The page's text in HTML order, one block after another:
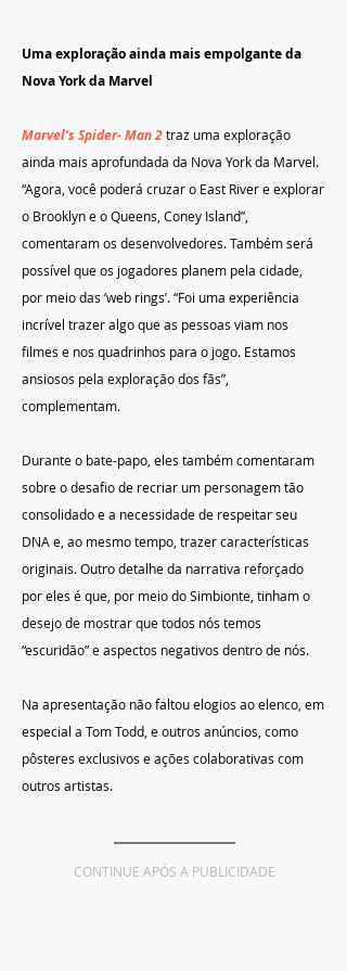
Uma exploração ainda mais empolgante da
Nova York da Marvel
Marvel’s Spider- Man 2 traz uma exploração
ainda mais aprofundada da Nova York da Marvel.
“Agora, você poderá cruzar o East River e explorar
o Brooklyn e o Queens, Coney Island”,
comentaram os desenvolvedores. Também será
possível que os jogadores planem pela cidade,
por meio das ‘web rings’. “Foi uma experiência
incrível trazer algo que as pessoas viam nos
filmes e nos quadrinhos para o jogo. Estamos
ansiosos pela exploração dos fãs”,
complementam.
Durante o bate-papo, eles também comentaram
sobre o desafio de recriar um personagem tão
consolidado e a necessidade de respeitar seu
DNA e, ao mesmo tempo, trazer características
originais. Outro detalhe da narrativa reforçado
por eles é que, por meio do Simbionte, tinham o
desejo de mostrar que todos nós temos
“escuridão” e aspectos negativos dentro de nós.
Na apresentação não faltou elogios ao elenco, em
especial a Tom Todd, e outros anúncios, como
pôsteres exclusivos e ações colaborativas com
outros artistas.
CONTINUE APÓS A PUBLICIDADE